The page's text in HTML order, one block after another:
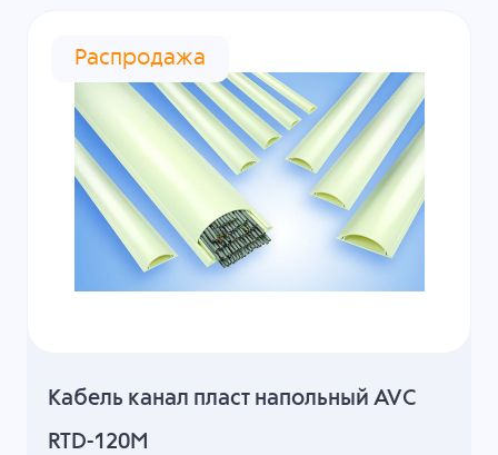
Распродажа
Кабель канал пласт напольный AVC
RTD-120M